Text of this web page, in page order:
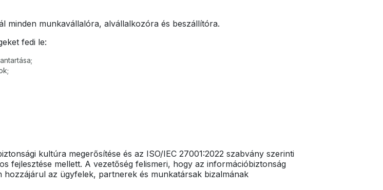
minden munkavállalóra, alvállalkozóra és beszállítóra.
fedi le:
kultúra megerősítése és az ISO/IEC 27001:2022 szabvány szerinti
fejlesztése mellett. A vezetőség felismeri, hogy az információbiztonság
az ügyfelek, partnerek és munkatársak bizalmának